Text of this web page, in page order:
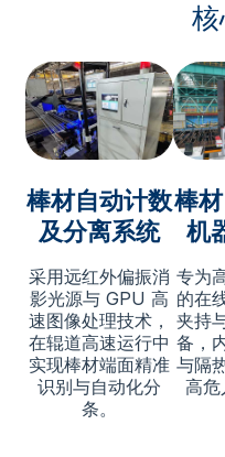
棒材自动计数
及分离系统
采用远红外偏振消
影光源与 GPU 高
速图像处理技术，
在辊道高速运行中
实现棒材端面精准
识别与自动化分
条。
棒
机
专为
的在
夹持
备，
与隔
高危